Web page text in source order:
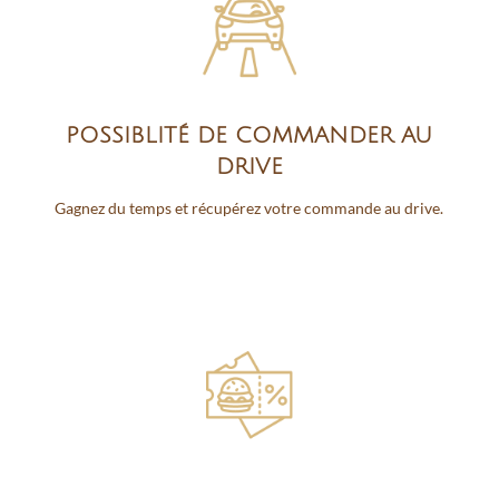
POSSIBLITÉ DE COMMANDER AU
DRIVE
Gagnez du temps et récupérez votre commande au drive.